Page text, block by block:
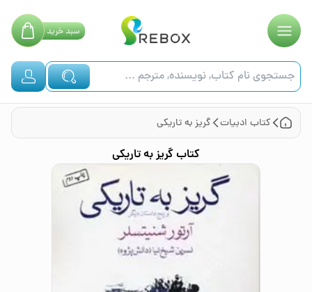
سبدخرید
کتاب ادبیات گریز به تاریکی
کتاب گریز به تاریکی